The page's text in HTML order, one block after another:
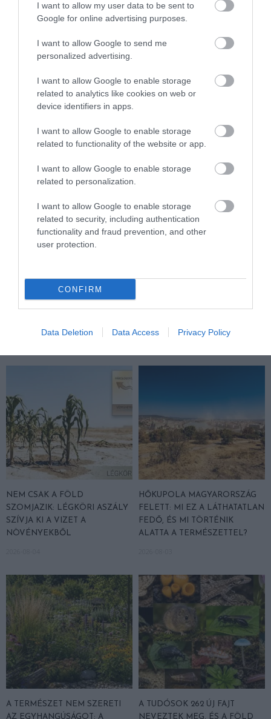
I want to allow my user data to be sent to
Google for online advertising purposes.
I want to allow Google to send me
personalized advertising.
I want to allow Google to enable storage
related to analytics like cookies on web or
device identifiers in apps.
I want to allow Google to enable storage
related to functionality of the website or app.
I want to allow Google to enable storage
related to personalization.
I want to allow Google to enable storage
related to security, including authentication
functionality and fraud prevention, and other
user protection.
CONFIRM
Data Deletion Data Access Privacy Policy
KIRÁNDULÁS PANNONHALMA
KÖRNYÉKÉN: TERMÉSZET,
TALÁLKOZÁSA
2026-08-04
KIRÁNDULÁS A
ILLATMÚZEUMBA
2026-08-04
KIRÁNDULÁS A
PANNONHALMI FŐAPÁTSÁG
SÖRFŐZDÉBE, A BENCÉS
NEM CSAK A FÖLD
SZOMJAZIK: LÉGKÖRI ASZÁLY
SZÍVJA KI A VIZET A
NÖVÉNYEKBŐL
HŐKUPOLA MAGYARORSZÁG
FELETT: MI EZ A LÁTHATATLAN
FEDŐ, ÉS MI TÖRTÉNIK
ALATTA A TERMÉSZETTEL?
A TERMÉSZET NEM SZERETI
AZ EGYHANGÚSÁGOT: A
A TUDÓSOK 262 ÚJ FAJT
NEVEZTEK MEG, ÉS A FÖLD